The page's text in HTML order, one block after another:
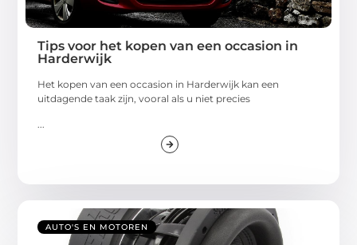
Tips voor het kopen van een occasion in
Harderwijk
Het kopen van een occasion in Harderwijk kan een
uitdagende taak zijn, vooral als u niet precies
...
AUTO'S EN MOTOREN